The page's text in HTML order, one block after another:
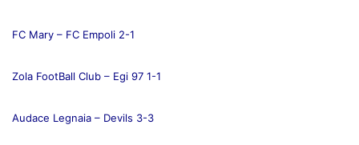
FC Mary – FC Empoli 2-1
Zola FootBall Club – Egi 97 1-1
Audace Legnaia – Devils 3-3